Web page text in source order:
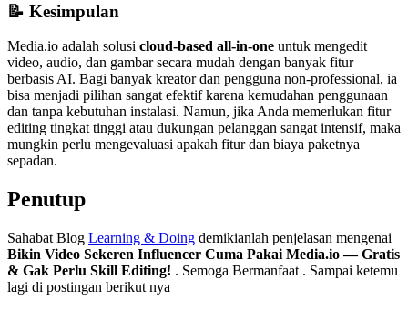
📝 Kesimpulan
Media.io adalah solusi cloud-based all-in-one untuk mengedit
video, audio, dan gambar secara mudah dengan banyak fitur
berbasis AI. Bagi banyak kreator dan pengguna non-professional, ia
bisa menjadi pilihan sangat efektif karena kemudahan penggunaan
dan tanpa kebutuhan instalasi. Namun, jika Anda memerlukan fitur
editing tingkat tinggi atau dukungan pelanggan sangat intensif, maka
mungkin perlu mengevaluasi apakah fitur dan biaya paketnya
sepadan.
Penutup
Sahabat Blog Learning & Doing demikianlah penjelasan mengenai
Bikin Video Sekeren Influencer Cuma Pakai Media.io — Gratis
& Gak Perlu Skill Editing! . Semoga Bermanfaat . Sampai ketemu
lagi di postingan berikut nya